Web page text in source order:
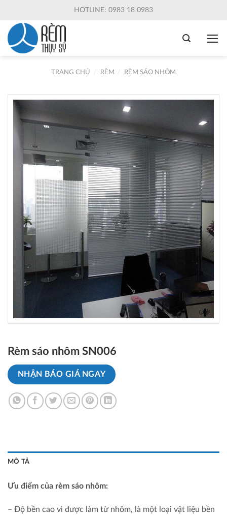
content
HOTLINE: 0983 18 0983
TRANG CHỦ RÈM RÈM SÁO NHÔM
Rèm sáo nhôm SN006
NHẬN BÁO GIÁ NGAY
MÔ TẢ
Ưu điểm của rèm sáo nhôm:
– Độ bền cao vì được làm từ nhôm, là một loại vật liệu bền